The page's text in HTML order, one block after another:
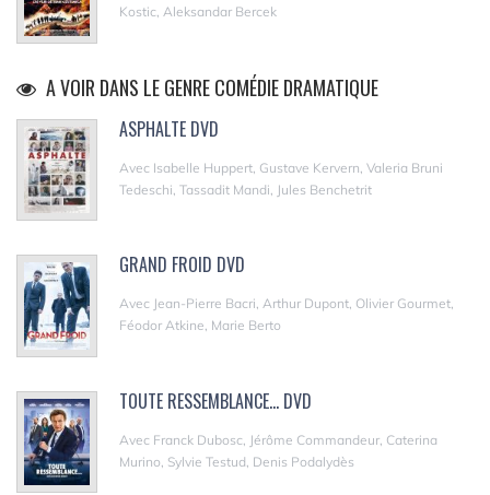
Kostic, Aleksandar Bercek
A VOIR DANS LE GENRE COMÉDIE DRAMATIQUE
ASPHALTE DVD
Avec Isabelle Huppert, Gustave Kervern, Valeria Bruni
Tedeschi, Tassadit Mandi, Jules Benchetrit
GRAND FROID DVD
Avec Jean-Pierre Bacri, Arthur Dupont, Olivier Gourmet,
Féodor Atkine, Marie Berto
TOUTE RESSEMBLANCE... DVD
Avec Franck Dubosc, Jérôme Commandeur, Caterina
Murino, Sylvie Testud, Denis Podalydès